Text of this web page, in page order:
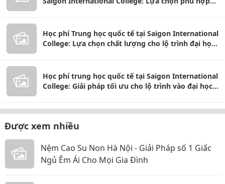
Học phí Trung học quốc tế tại Saigon International
College: Lựa chọn chất lượng cho lộ trình đại học
Học phí trung học quốc tế tại Saigon International
College: Giải pháp tối ưu cho lộ trình vào đại học
Được xem nhiều
Nệm Cao Su Non Hà Nội - Giải Pháp số 1 Giấc
Ngủ Êm Ái Cho Mọi Gia Đình